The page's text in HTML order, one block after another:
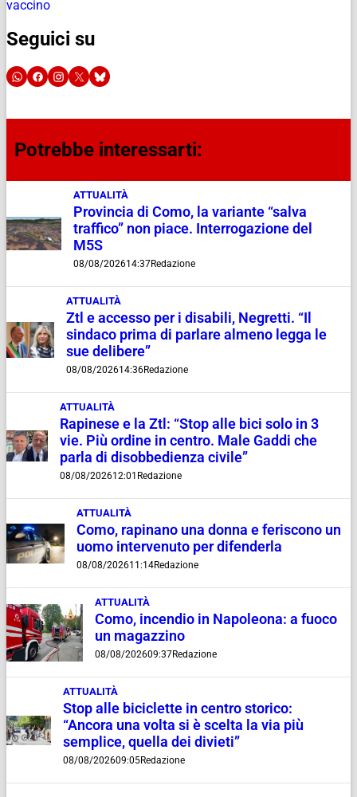
vaccino
Seguici su
Potrebbe interessarti:
ATTUALITÀ
Provincia di Como, la variante “salva
traffico” non piace. Interrogazione del
M5S
08/08/202614:37Redazione
ATTUALITÀ
Ztl e accesso per i disabili, Negretti. “Il
sindaco prima di parlare almeno legga le
sue delibere”
08/08/202614:36Redazione
ATTUALITÀ
Rapinese e la Ztl: “Stop alle bici solo in 3
vie. Più ordine in centro. Male Gaddi che
parla di disobbedienza civile”
08/08/202612:01 Redazione
ATTUALITÀ
Como, rapinano una donna e feriscono un
uomo intervenuto per difenderla
08/08/202611:14Redazione
ATTUALITÀ
Como, incendio in Napoleona: a fuoco
un magazzino
08/08/202609:37Redazione
ATTUALITÀ
Stop alle biciclette in centro storico:
“Ancora una volta si è scelta la via più
semplice, quella dei divieti”
08/08/202609:05Redazione